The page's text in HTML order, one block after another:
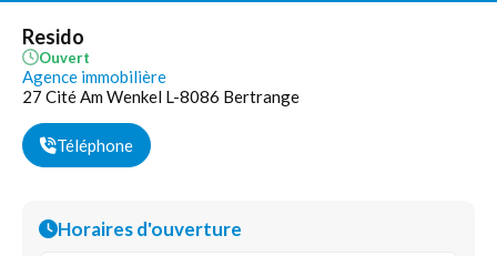
Resido
Ouvert
Agence immobilière
27 Cité Am Wenkel L-8086 Bertrange
Téléphone
Horaires d'ouverture